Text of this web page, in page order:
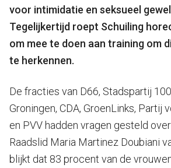
voor intimidatie en seksueel
Tegelijkertijd roept Schuiling
om mee te doen aan training om
te herkennen.
De fracties van D66, Stadspartij
Groningen, CDA, GroenLinks, Partij
en PVV hadden vragen gesteld
Raadslid Maria Martinez Doubiani
blijkt dat 83 procent van de